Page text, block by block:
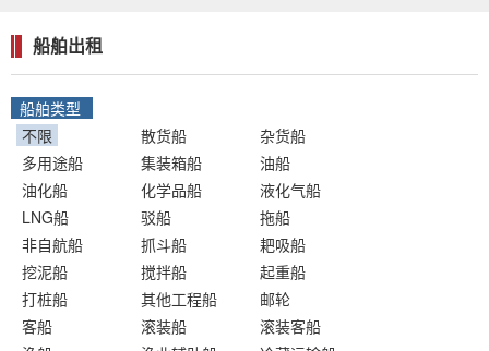
船舶出租
船舶类型
不限
散货船
杂货船
多用途船
集装箱船
油船
油化船
化学品船
液化气船
LNG船
驳船
拖船
非自航船
抓斗船
耙吸船
挖泥船
搅拌船
起重船
打桩船
其他工程船
邮轮
客船
滚装船
滚装客船